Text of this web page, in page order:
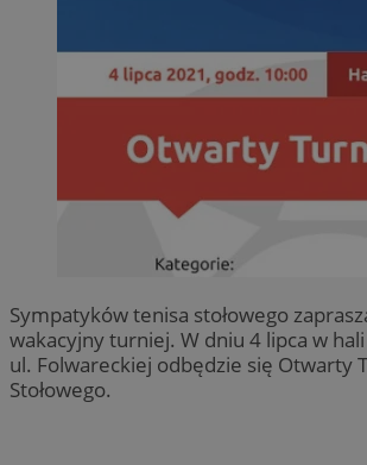
Sympatyków tenisa stołowego
wakacyjny turniej. W dniu 4 lipca w
ul. Folwareckiej odbędzie się Otwarty
Stołowego.